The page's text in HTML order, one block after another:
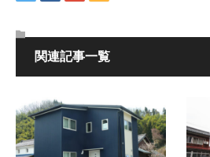
関連記事一覧